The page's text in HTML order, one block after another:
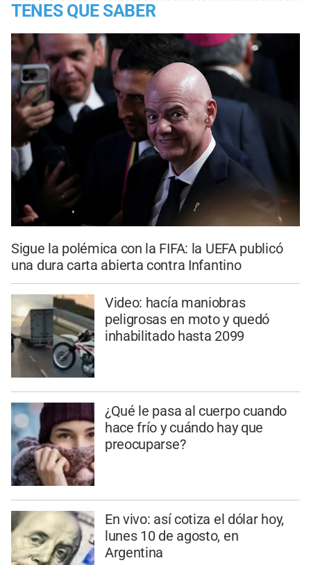
TENES QUE SABER
Sigue la polémica con la FIFA: la UEFA publicó
una dura carta abierta contra Infantino
Video: hacía maniobras
peligrosas en moto y quedó
inhabilitado hasta 2099
¿Qué le pasa al cuerpo cuando
hace frío y cuándo hay que
preocuparse?
En vivo: así cotiza el dólar hoy,
lunes 10 de agosto, en
Argentina